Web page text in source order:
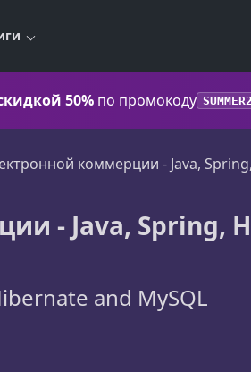
50% по промокоду
коммерции - Java,
- Java, Spring,
and MySQL